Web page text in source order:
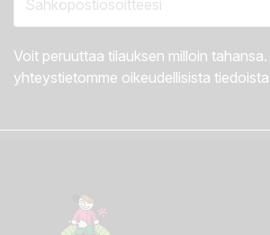
Voit peruuttaa tilauksen milloin
yhteystietomme oikeudellisista